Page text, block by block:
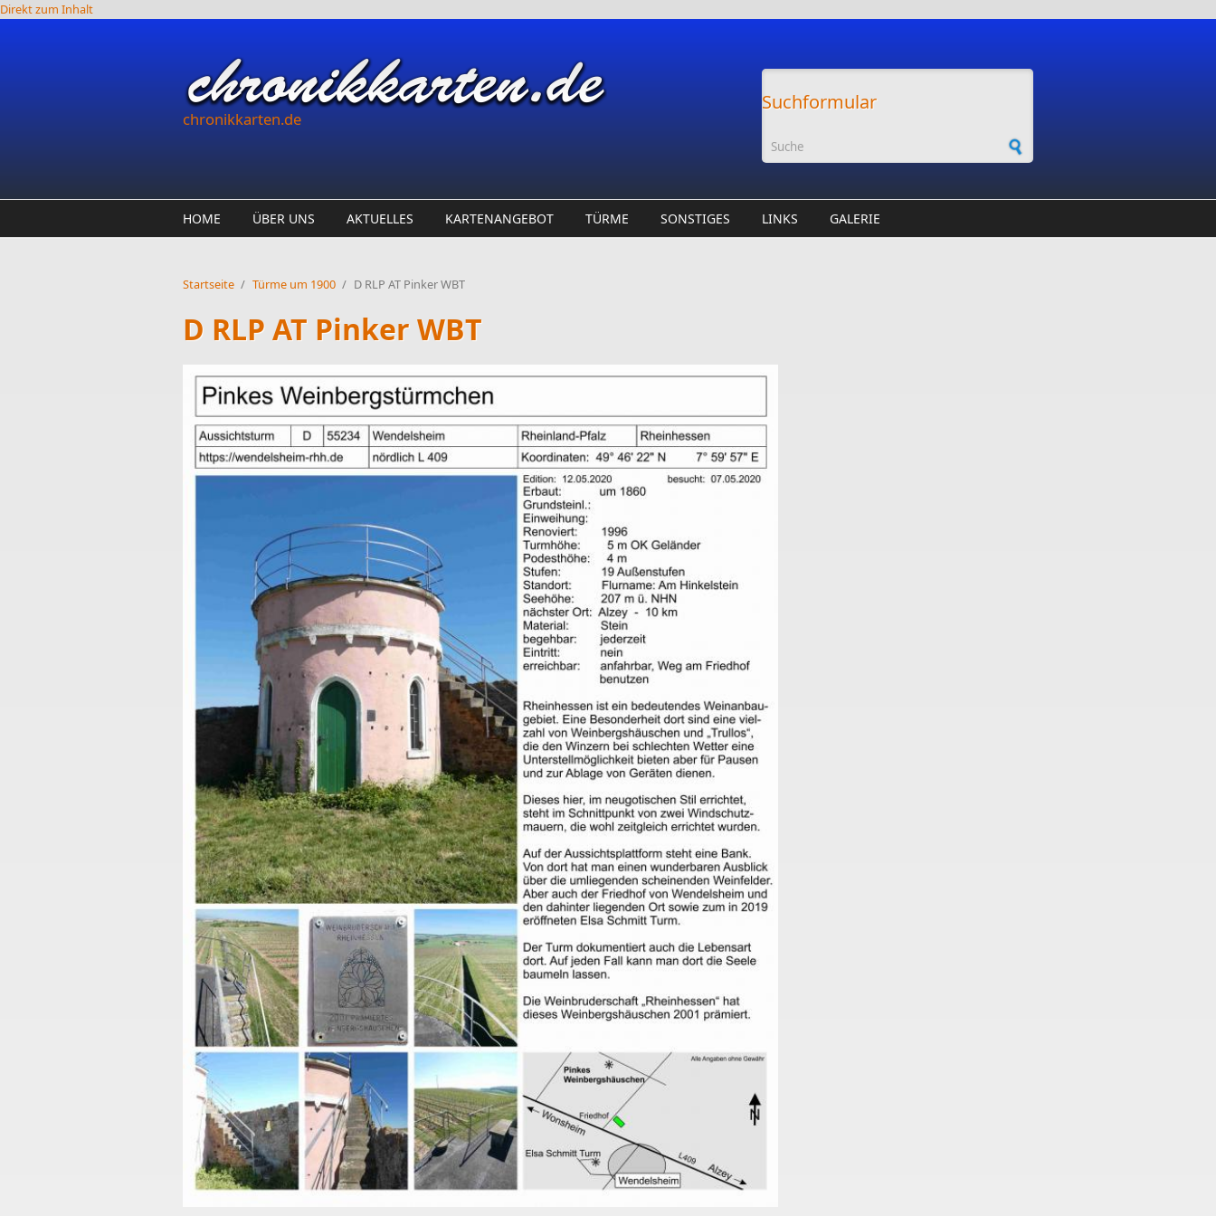
Direkt zum Inhalt
chronikkarten.de
Suchformular
HOME ÜBER UNS AKTUELLES KARTENANGEBOT TÜRME SONSTIGES LINKS GALERIE
Startseite / Türme um 1900 / D RLP AT Pinker WBT
D RLP AT Pinker WBT